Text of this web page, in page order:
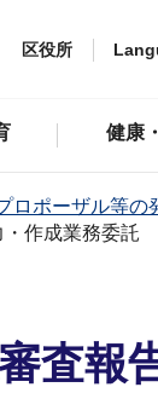
区役所
健康
ロポーザル等の
作成業務委託
査